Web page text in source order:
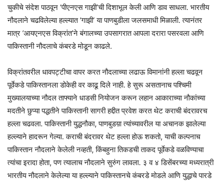
चुकीचे संदेश पाठवून ‘पीएनएस गाझी’ची दिशाभूल केली आणि डाव साधला. भारतीय
नौदलाने चढविलेल्या हल्ल्यात ‘गाझी’ या पाणबुडीला जलसमाधी मिळाली. त्यानंतर
मात्र ‘आयएनएस विक्रांत’ने बंगालच्या उपसागरात आपला दरारा पसरवला आणि
पाकिस्तानी नौदलाचे कंबरडे मोडून काढले.
विक्रांतवरील धावपट्टीचा वापर करत नौदलाच्या लढाऊ विमानांनी हल्ला चढवून
पूर्वेकडे पाकिस्तानला डोकेही वर काढू दिले नाही. हे सुरू असतानाच पश्चिमी
मुख्यालयाच्या नौदल ताफ्याने धाडसी नियोजन करून लहान आकाराच्या नौकांच्या
मदतीने छुप्या पद्धतीने पाकिस्तानी सागरी हद्दीत प्रवेश करत थेट कराची बंदरावरच
हल्ला चढवला. पाकिस्तानी युद्धनौका, पाणबुडय़ा त्यांच्यावरील या अचानक झालेल्या
हल्ल्याने हादरून गेल्या. कराची बंदरावर थेट हल्ला होऊ शकतो, याची कल्पनाच
पाकिस्तान नौदलाने केलेली नव्हती, किंबहुना तिकडची ताकद पूर्वेकडे वळविण्याचा
त्यांचा इरादा होता, पण त्यालाच नौदलाने सुरुंग लावला. ३ व ४ डिसेंबरच्या मध्यरात्री
भारतीय नौदलाने केलेल्या या हल्ल्याने पाकिस्तानचे कंबरडे मोडले आणि युद्धाचे पारडे